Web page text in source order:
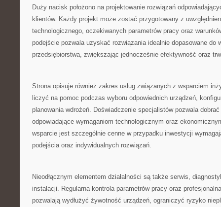
Duży nacisk położono na projektowanie rozwiązań
klientów. Każdy projekt może zostać przygotowany z
technologicznego, oczekiwanych parametrów pracy oraz
podejście pozwala uzyskać rozwiązania idealnie dopasowane do
przedsiębiorstwa, zwiększając jednocześnie efektywność oraz
Strona opisuje również zakres usług związanych z wsparciem
liczyć na pomoc podczas wyboru odpowiednich urządzeń,
planowania wdrożeń. Doświadczenie specjalistów pozwala
odpowiadające wymaganiom technologicznym oraz
wsparcie jest szczególnie cenne w przypadku inwestycji
podejścia oraz indywidualnych rozwiązań.
Nieodłącznym elementem działalności są także serwis,
instalacji. Regularna kontrola parametrów pracy oraz
pozwalają wydłużyć żywotność urządzeń, ograniczyć ryzyko